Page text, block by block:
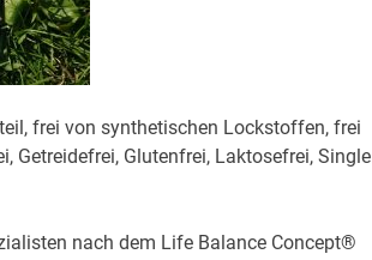
frei von synthetischen Lockstoffen, frei
Getreidefrei, Glutenfrei, Laktosefrei, Single
nach dem Life Balance Concept®